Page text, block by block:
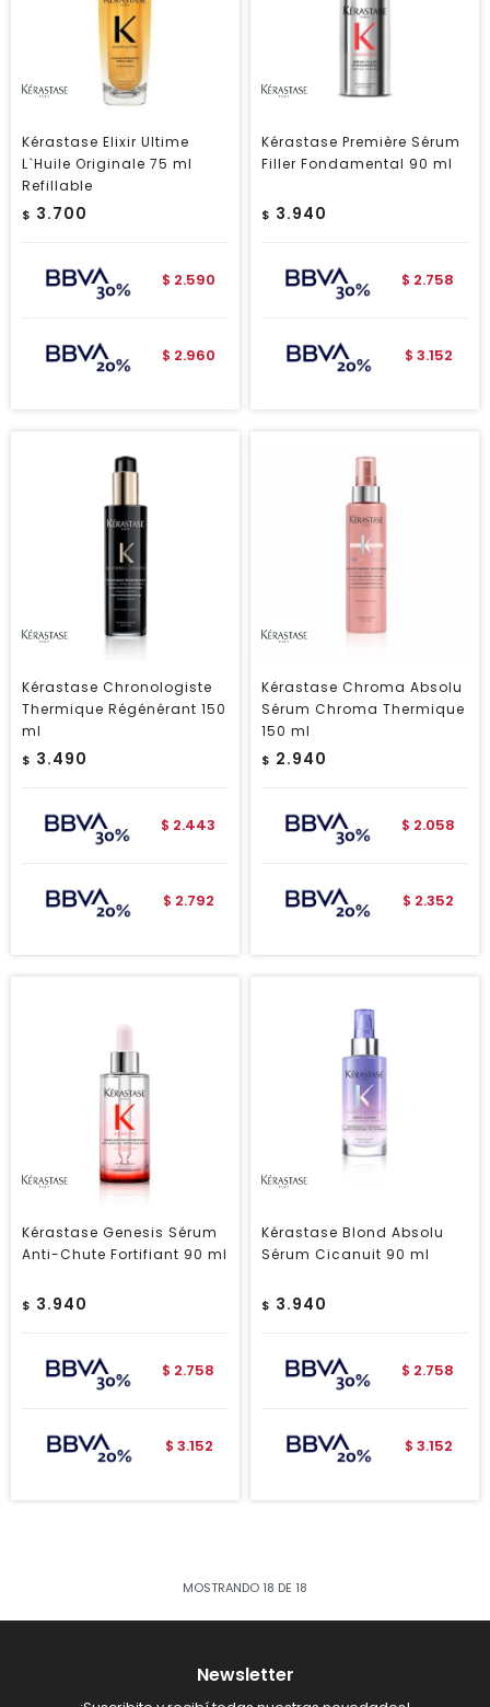
Kérastase Elixir Ultime
L`Huile Originale 75 ml
Refillable
$ 3.700
$ 2.590
$ 2.960
Kérastase Première Sérum
Filler Fondamental 90 ml
$ 3.940
$ 2.758
$ 3.152
Kérastase Chronologiste
Thermique Régénérant 150
ml
$ 3.490
$ 2.443
$ 2.792
Kérastase Chroma Absolu
Sérum Chroma Thermique
150 ml
$ 2.940
$ 2.058
$ 2.352
Kérastase Genesis Sérum
Anti-Chute Fortifiant 90 ml
$ 3.940
$ 2.758
$ 3.152
Kérastase Blond Absolu
Sérum Cicanuit 90 ml
$ 3.940
$ 2.758
$ 3.152
MOSTRANDO 18 DE 18
Newsletter